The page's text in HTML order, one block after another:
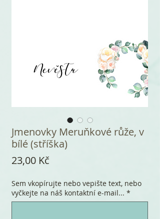
Jmenovky Meruňkové růže, v
bílé (stříška)
23,00 Kč
Sem vkopírujte nebo vepište text, nebo
vyčkejte na náš kontaktní e-mail... *